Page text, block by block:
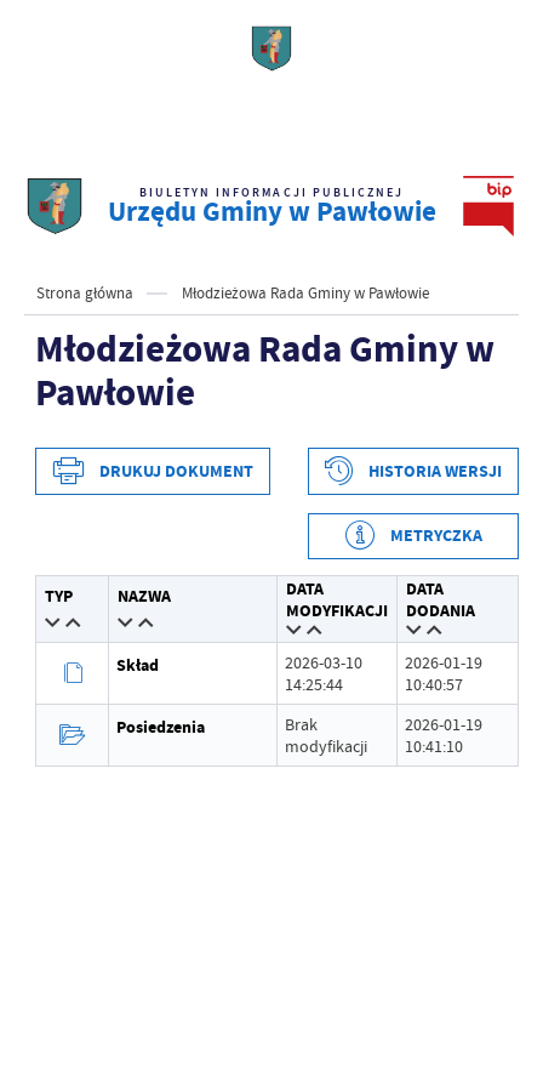
BIULETYN INFORMACJI PUBLICZNEJ
Urzędu Gminy w Pawłowie
Strona główna Młodzieżowa Rada Gminy w Pawłowie
Młodzieżowa Rada Gminy w
Pawłowie
2026-01-19 10:40:15
Wytworzył Piotr Maj
Data opublikowania 2026-01-19 10:40:34
Opublikował Piotr Maj
Data ostatniej
aktualizacji
Brak modyfikacji
DRUKUJ DOKUMENT HISTORIA WERSJI
METRYCZKA
TYP NAZWA
DATA
MODYFIKACJI
DATA
DODANIA
Skład
2026-03-10
14:25:44
2026-01-19
10:40:57
Posiedzenia
Brak
modyfikacji
2026-01-19
10:41:10